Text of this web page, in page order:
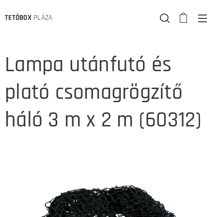
TETŐBOXPLÁZA
Lampa utánfutó és
plató csomagrögzítő
háló 3 m x 2 m (60312)